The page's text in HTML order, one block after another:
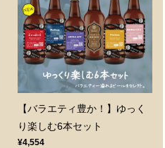
【バラエティ豊か！】ゆっく
り楽しむ6本セット
¥4,554